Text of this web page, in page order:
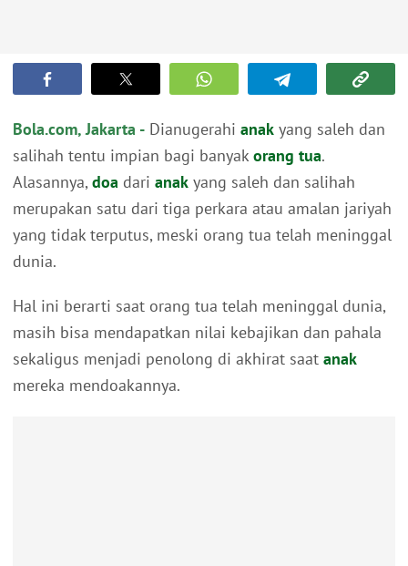
Bola.com, Jakarta - Dianugerahi anak yang saleh dan
salihah tentu impian bagi banyak orang tua.
Alasannya, doa dari anak yang saleh dan salihah
merupakan satu dari tiga perkara atau amalan jariyah
yang tidak terputus, meski orang tua telah meninggal
dunia.
Hal ini berarti saat orang tua telah meninggal dunia,
masih bisa mendapatkan nilai kebajikan dan pahala
sekaligus menjadi penolong di akhirat saat anak
mereka mendoakannya.